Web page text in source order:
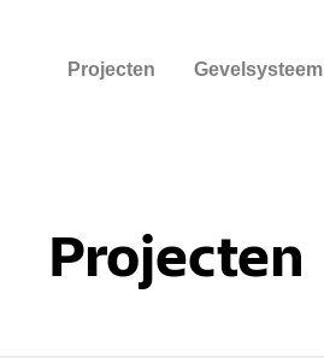
Projecten Gevelsysteem
Projecten